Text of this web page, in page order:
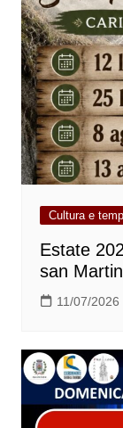
Cultura e
Estate
san
11/07/2026